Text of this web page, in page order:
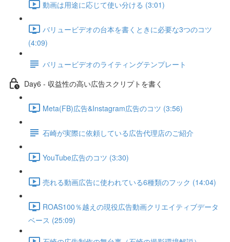
動画は用途に応じて使い分ける (3:01)
バリュービデオの台本を書くときに必要な3つのコツ
(4:09)
バリュービデオのライティングテンプレート
Day6 - 収益性の高い広告スクリプトを書く
Meta(FB)広告&Instagram広告のコツ (3:56)
石崎が実際に依頼している広告代理店のご紹介
YouTube広告のコツ (3:30)
売れる動画広告に使われている6種類のフック (14:04)
ROAS100％越えの現役広告動画クリエイティブデータ
ベース (25:09)